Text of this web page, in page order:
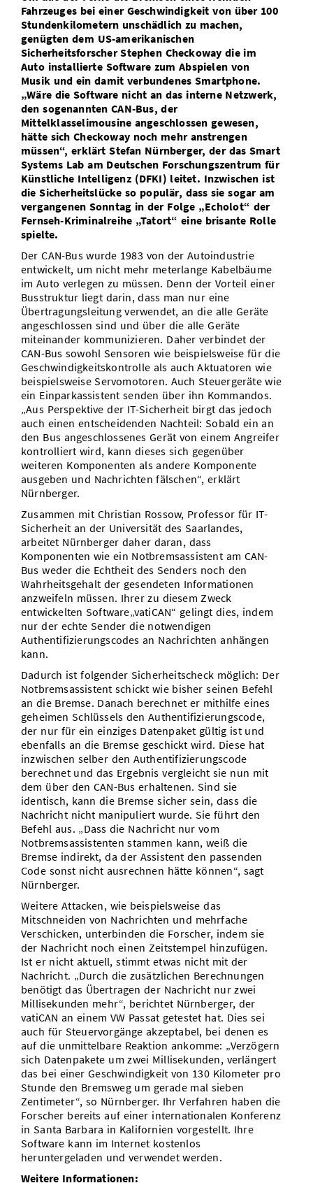
Vom Studium in den Beruf
Study Scheduler
Bibliothek
Open Science/Open Access
Start-ups
IT-Themenabend
Ranking
Zahlen & Fakten
Preise, Auszeichnungen und Förderungen
Kontakt
SIC Merchandise
SIC Podcast
Anfahrt
AnsprechpartnerInnen, Personen, Forschungsgruppen
Termine, Vorträge und Veranstaltungen
Alumni
Fahrzeuges bei einer Geschwindigkeit von über 100
Stundenkilometern unschädlich zu machen,
genügten dem US-amerikanischen
Sicherheitsforscher Stephen Checkoway die im
Auto installierte Software zum Abspielen von
Musik und ein damit verbundenes Smartphone.
„Wäre die Software nicht an das interne Netzwerk,
den sogenannten CAN-Bus, der
Mittelklasselimousine angeschlossen gewesen,
hätte sich Checkoway noch mehr anstrengen
müssen“, erklärt Stefan Nürnberger, der das Smart
Systems Lab am Deutschen Forschungszentrum für
Künstliche Intelligenz (DFKI) leitet. Inzwischen ist
die Sicherheitslücke so populär, dass sie sogar am
vergangenen Sonntag in der Folge „Echolot“ der
Fernseh-Kriminalreihe „Tatort“ eine brisante Rolle
spielte.
Der CAN-Bus wurde 1983 von der Autoindustrie
entwickelt, um nicht mehr meterlange Kabelbäume
im Auto verlegen zu müssen. Denn der Vorteil einer
Busstruktur liegt darin, dass man nur eine
Übertragungsleitung verwendet, an die alle Geräte
angeschlossen sind und über die alle Geräte
miteinander kommunizieren. Daher verbindet der
CAN-Bus sowohl Sensoren wie beispielsweise für die
Geschwindigkeitskontrolle als auch Aktuatoren wie
beispielsweise Servomotoren. Auch Steuergeräte wie
ein Einparkassistent senden über ihn Kommandos.
„Aus Perspektive der IT-Sicherheit birgt das jedoch
auch einen entscheidenden Nachteil: Sobald ein an
den Bus angeschlossenes Gerät von einem Angreifer
kontrolliert wird, kann dieses sich gegenüber
weiteren Komponenten als andere Komponente
ausgeben und Nachrichten fälschen“, erklärt
Nürnberger.
Zusammen mit Christian Rossow, Professor für IT-
Sicherheit an der Universität des Saarlandes,
arbeitet Nürnberger daher daran, dass
Komponenten wie ein Notbremsassistent am CAN-
Bus weder die Echtheit des Senders noch den
Wahrheitsgehalt der gesendeten Informationen
anzweifeln müssen. Ihrer zu diesem Zweck
entwickelten Software„vatiCAN“ gelingt dies, indem
nur der echte Sender die notwendigen
Authentifizierungscodes an Nachrichten anhängen
kann.
Dadurch ist folgender Sicherheitscheck möglich: Der
Notbremsassistent schickt wie bisher seinen Befehl
an die Bremse. Danach berechnet er mithilfe eines
geheimen Schlüssels den Authentifizierungscode,
der nur für ein einziges Datenpaket gültig ist und
ebenfalls an die Bremse geschickt wird. Diese hat
inzwischen selber den Authentifizierungscode
berechnet und das Ergebnis vergleicht sie nun mit
dem über den CAN-Bus erhaltenen. Sind sie
identisch, kann die Bremse sicher sein, dass die
Nachricht nicht manipuliert wurde. Sie führt den
Befehl aus. „Dass die Nachricht nur vom
Notbremsassistenten stammen kann, weiß die
Bremse indirekt, da der Assistent den passenden
Code sonst nicht ausrechnen hätte können“, sagt
Nürnberger.
Weitere Attacken, wie beispielsweise das
Mitschneiden von Nachrichten und mehrfache
Verschicken, unterbinden die Forscher, indem sie
der Nachricht noch einen Zeitstempel hinzufügen.
Ist er nicht aktuell, stimmt etwas nicht mit der
Nachricht. „Durch die zusätzlichen Berechnungen
benötigt das Übertragen der Nachricht nur zwei
Millisekunden mehr“, berichtet Nürnberger, der
vatiCAN an einem VW Passat getestet hat. Dies sei
auch für Steuervorgänge akzeptabel, bei denen es
auf die unmittelbare Reaktion ankomme: „Verzögern
sich Datenpakete um zwei Millisekunden, verlängert
das bei einer Geschwindigkeit von 130 Kilometer pro
Stunde den Bremsweg um gerade mal sieben
Zentimeter“, so Nürnberger. Ihr Verfahren haben die
Forscher bereits auf einer internationalen Konferenz
in Santa Barbara in Kalifornien vorgestellt. Ihre
Software kann im Internet kostenlos
heruntergeladen und verwendet werden.
Weitere Informationen: